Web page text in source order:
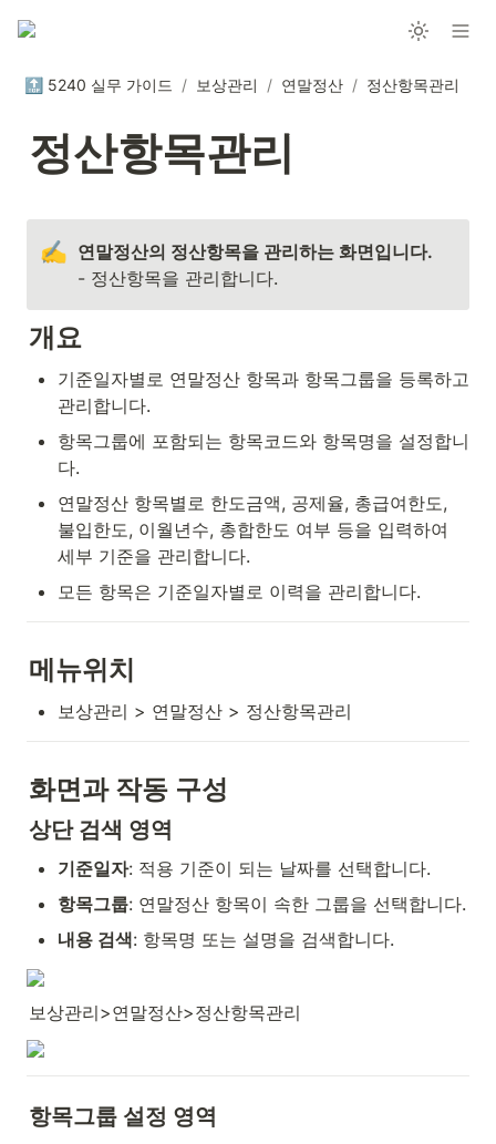
🔝 5240 실무 가이드 / 보상관리 / 연말정산 / 정산항목관리
정산항목관리
✍️
- 정산항목을 관리합니다.
개요
기준일자별로 연말정산 항목과 항목그룹을 등록하고
관리합니다.
항목그룹에 포함되는 항목코드와 항목명을 설정합니
다.
연말정산 항목별로 한도금액, 공제율, 총급여한도,
불입한도, 이월년수, 총합한도 여부 등을 입력하여
세부 기준을 관리합니다.
모든 항목은 기준일자별로 이력을 관리합니다.
메뉴위치
보상관리 > 연말정산 > 정산항목관리
화면과 작동 구성
상단 검색 영역
기준일자: 적용 기준이 되는 날짜를 선택합니다.
항목그룹: 연말정산 항목이 속한 그룹을 선택합니다.
내용 검색: 항목명 또는 설명을 검색합니다.
보상관리>연말정산>정산항목관리
항목그룹 설정 영역